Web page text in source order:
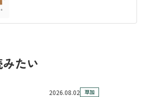
たい
2026.08.02 草加